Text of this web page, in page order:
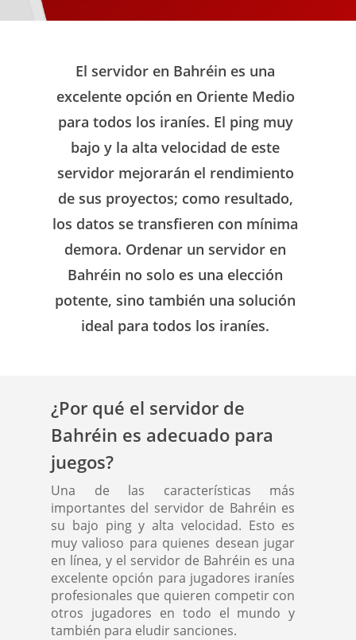
El servidor en Bahréin es una
excelente opción en Oriente Medio
para todos los iraníes. El ping muy
bajo y laalta velocidad de este
servidor mejorarán el rendimiento
de sus proyectos; como resultado,
los datos se transfieren con mínima
demora. Ordenar un servidor en
Bahréin no solo es una elección
potente, sino también unasolución
ideal para todos los iraníes.
¿Por qué el servidor de
Bahréin es adecuado para
juegos?
Una de las características más
importantes del servidor de Bahréin es
su bajo ping y alta velocidad. Esto es
muy valioso para quienes desean jugar
en línea, y el servidor de Bahréin es una
excelente opción para jugadores iraníes
profesionales que quieren competir con
otros jugadores en todo el mundo y
también para eludir sanciones.